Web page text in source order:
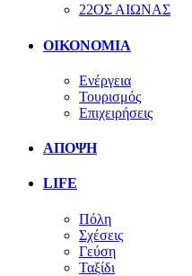
22ΟΣ ΑΙΩΝΑΣ
ΟΙΚΟΝΟΜΙΑ
Ενέργεια
Τουρισμός
Επιχειρήσεις
ΑΠΟΨΗ
LIFE
Πόλη
Σχέσεις
Γεύση
Ταξίδι